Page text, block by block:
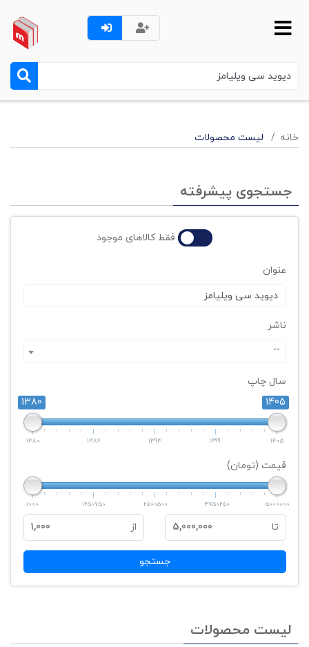
خانه لیست محصولات
جستجوی پیشرفته
فقط کالاهای موجود
عنوان
ناشر
--
سال چاپ
1380
1405
1380 1386 1393 1399 1405
قیمت (تومان)
1000 1250750 2500500 3750250 5000000
تا 5,000,000 از 1,000
جستجو
لیست محصولات